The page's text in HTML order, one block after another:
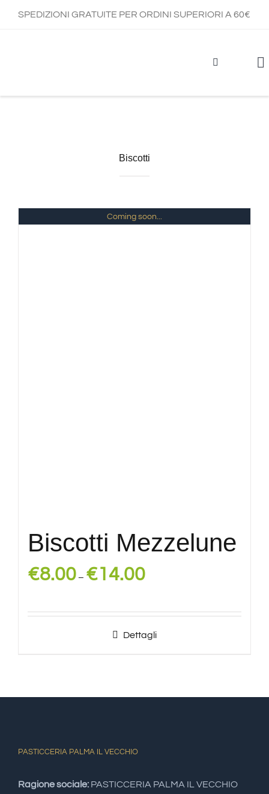
SPEDIZIONI GRATUITE PER ORDINI SUPERIORI A 60€
Biscotti
Coming soon...
Biscotti Mezzelune
€8.00– €14.00
Dettagli
PASTICCERIA PALMA IL VECCHIO
Ragione sociale: PASTICCERIA PALMA IL VECCHIO